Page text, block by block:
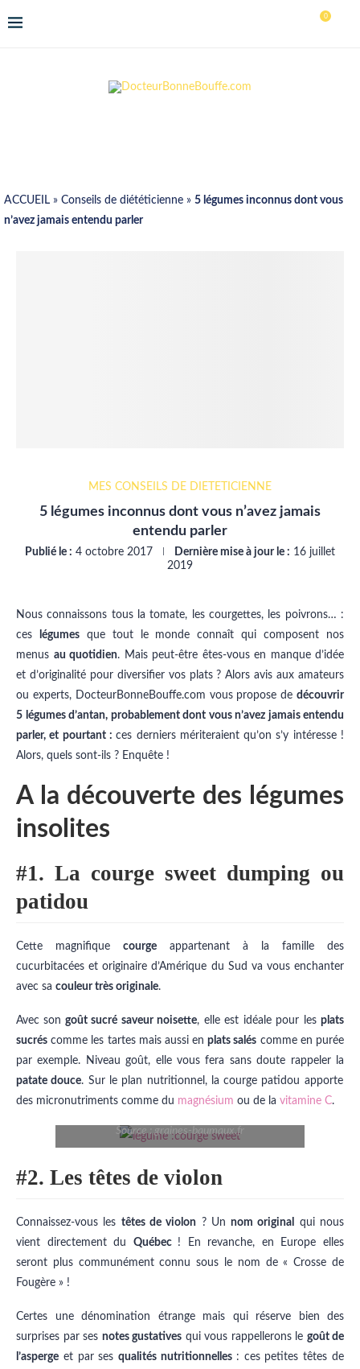
0
ACCUEIL » Conseils de diététicienne » 5 légumes inconnus dont vous
n’avez jamais entendu parler
MES CONSEILS DE DIÉTÉTICIENNE
5 légumes inconnus dont vous n’avez jamais
entendu parler
Publié le : 4 octobre 2017 Dernière mise à jour le : 16 juillet
2019
Nous connaissons tous la tomate, les courgettes, les poivrons… :
ces
légumesque tout le monde connaît qui composent nos
menus au quotidien. Mais peut-être êtes-vous en manque d’idée
et d’originalité pour diversifier vos plats ? Alors avis aux amateurs
ou experts, DocteurBonneBouffe.com vous propose de découvrir
5 légumes d’antan, probablement dont vous n’avez jamais entendu
parler, et pourtant :ces derniers mériteraient qu’on s’y intéresse !
Alors, quels sont-ils ? Enquête !
A la découverte des légumes
insolites
#1. La courge sweet dumping ou
patidou
Cette magnifique courge appartenant à la famille des
cucurbitacées et originaire d’Amérique du Sud va vous enchanter
avec sa couleur très originale.
Avec son goût sucré saveur noisette, elle est idéale pour lesplats
sucrés comme les tartes mais aussi enplats salés comme en purée
par exemple. Niveau goût, elle vous fera sans doute rappeler la
patate douce. Sur le plan nutritionnel, la courge patidou apporte
des micronutriments comme du magnésium ou de la vitamine C.
Source : graines-baumaux.fr
#2. Les têtes de violon
Connaissez-vous les têtes de violon ? Unnom original
qui nous
vient directement du Québec ! En revanche, en Europe elles
seront plus communément connu sous le nom de « Crosse de
Fougère » !
Certes une dénomination étrange mais qui réserve bien des
surprises par ses notes gustatives qui vous rappellerons le goût de
l’asperge et par sesqualités nutritionnelles : ces petites têtes de